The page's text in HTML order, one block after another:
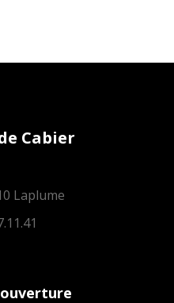
Cabier
Laplume